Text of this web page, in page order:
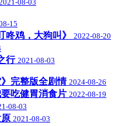
08-03
15
鸡，大狗叫》 2022-08-20
行 2021-08-03
完整版全剧情 2024-08-26
吃健胃消食片 2022-08-19
08-03
2021-08-03